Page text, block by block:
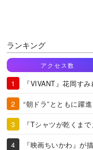
ランキング
アクセス数
『VIVANT』花岡す
“朝ドラ”とともに躍
『Tシャツが乾くま
『映画ちいかわ』が